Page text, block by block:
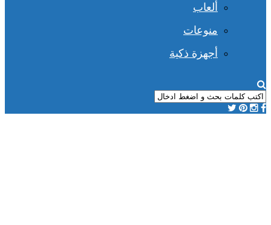
ألعاب
منوعات
أجهزة ذكية